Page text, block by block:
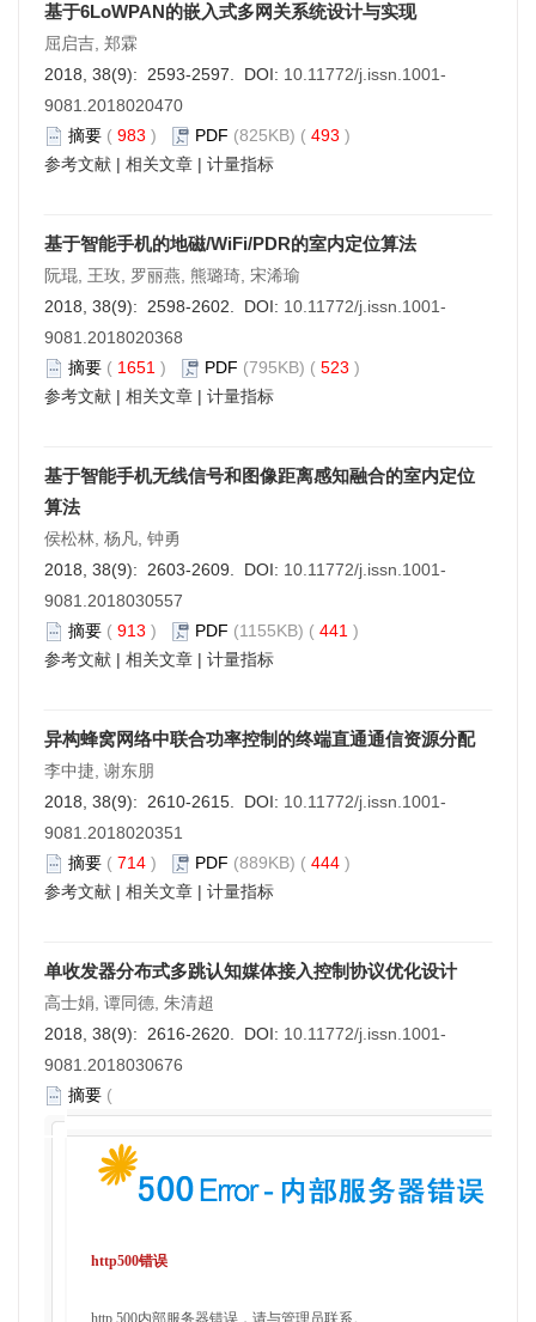
基于6LoWPAN的嵌入式多网关系统设计与实现
屈启吉, 郑霖
2018, 38(9): 2593-2597. DOI: 10.11772/j.issn.1001-
9081.2018020470
摘要 ( 983 ) PDF (825KB) ( 493 )
参考文献 | 相关文章 | 计量指标
基于智能手机的地磁/WiFi/PDR的室内定位算法
阮琨, 王玫, 罗丽燕, 熊璐琦, 宋浠瑜
2018, 38(9): 2598-2602. DOI: 10.11772/j.issn.1001-
9081.2018020368
摘要 ( 1651 ) PDF (795KB) ( 523 )
参考文献 | 相关文章 | 计量指标
基于智能手机无线信号和图像距离感知融合的室内定位
算法
侯松林, 杨凡, 钟勇
2018, 38(9): 2603-2609. DOI: 10.11772/j.issn.1001-
9081.2018030557
摘要 ( 913 ) PDF (1155KB) ( 441 )
参考文献 | 相关文章 | 计量指标
异构蜂窝网络中联合功率控制的终端直通通信资源分配
李中捷, 谢东朋
2018, 38(9): 2610-2615. DOI: 10.11772/j.issn.1001-
9081.2018020351
摘要 ( 714 ) PDF (889KB) ( 444 )
参考文献 | 相关文章 | 计量指标
单收发器分布式多跳认知媒体接入控制协议优化设计
高士娟, 谭同德, 朱清超
2018, 38(9): 2616-2620. DOI: 10.11772/j.issn.1001-
9081.2018030676
摘要 (
http500错误
http 500内部服务器错误，请与管理员联系。